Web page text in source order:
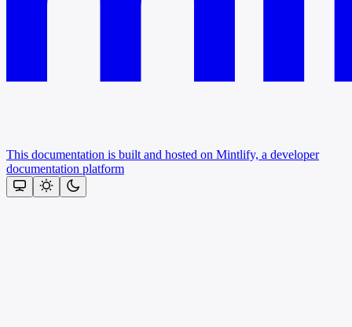
This documentation is built and hosted on Mintlify, a developer
documentation platform